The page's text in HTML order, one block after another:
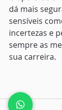
dá mais
sensíveis
incertezas e
sempre as
sua carreira.